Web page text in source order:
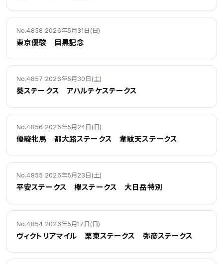
No.4858 2026年5月31日(日)
東京優駿 目黒記念
No.4857 2026年5月30日(土)
葵ステークス アハルテケステークス
No.4856 2026年5月24日(日)
優駿牝馬 都大路ステークス 韋駄天ステークス
No.4855 2026年5月23日(土)
平安ステークス 欅ステークス 大日岳特別
No.4854 2026年5月17日(日)
ヴィクトリアマイル 栗東ステークス 弥彦ステークス